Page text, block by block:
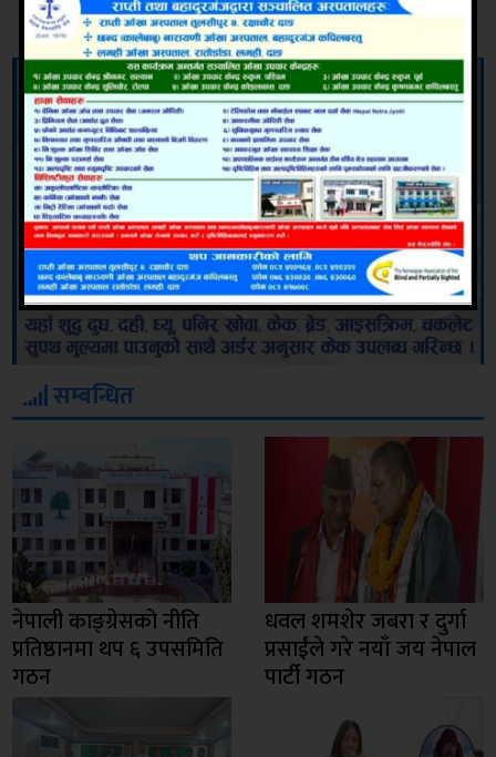
सम्बन्धित
नेपाली काङ्ग्रेसको नीति
प्रतिष्ठानमा थप ६ उपसमिति
गठन
धवल शमशेर जबरा र दुर्गा
प्रसाईंले गरे नयाँ जय नेपाल
पार्टी गठन